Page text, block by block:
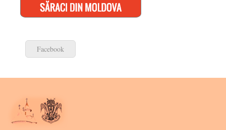
Facebook